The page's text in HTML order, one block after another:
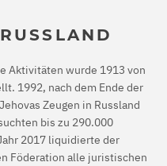
Aktivitäten wurde 1913 von
1992, nach dem Ende der
Zeugen in Russland
bis zu 290.000
2017 liquidierte der
Föderation alle juristischen